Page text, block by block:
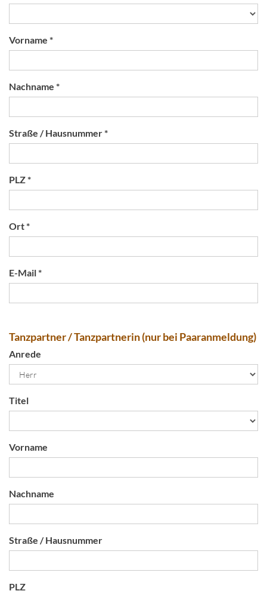
Vorname *
Nachname *
Straße / Hausnummer *
PLZ *
Ort *
E-Mail *
Tanzpartner / Tanzpartnerin (nur bei Paaranmeldung)
Anrede
Titel
Vorname
Nachname
Straße / Hausnummer
PLZ